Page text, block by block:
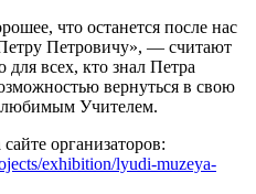
что останется после нас
Петровичу», — считают
всех, кто знал Петра
вернуться в свою
любимым Учителем.
организаторов:
exhibition/lyudi-muzeya-